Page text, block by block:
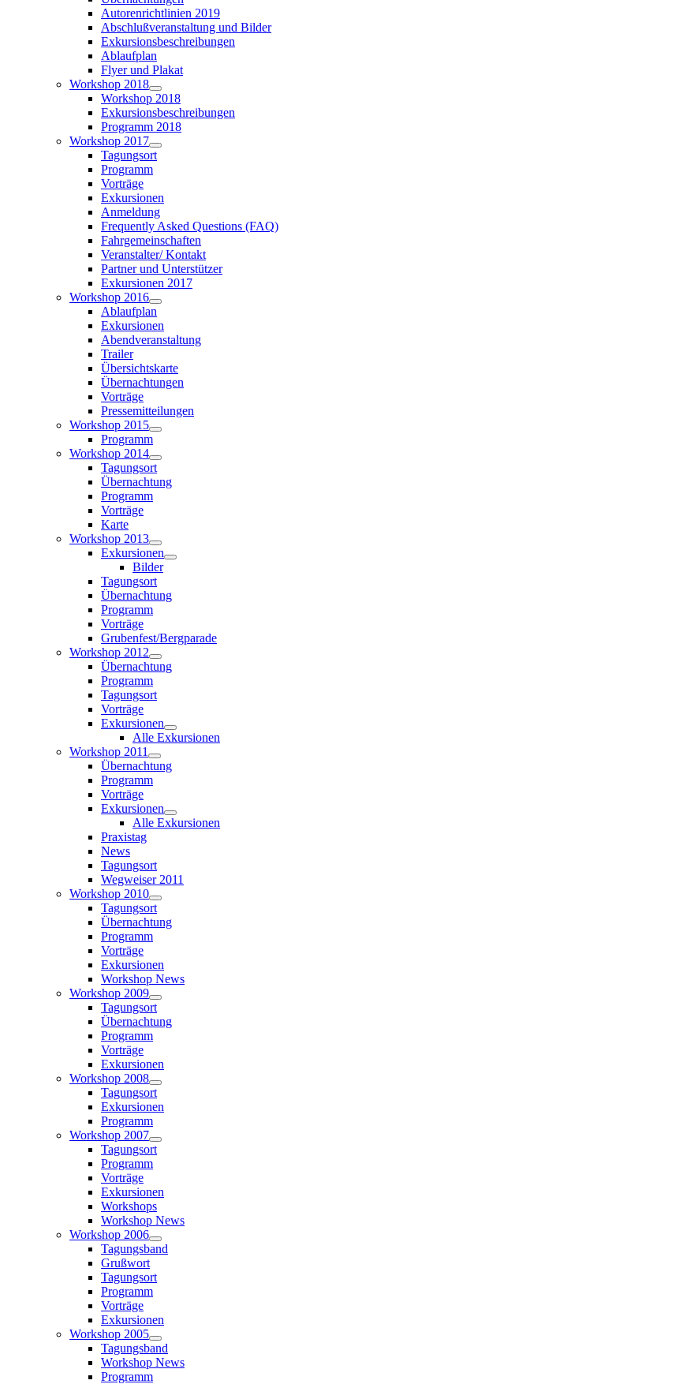
Autorenrichtlinien 2019
Abschlußveranstaltung und Bilder
Exkursionsbeschreibungen
Ablaufplan
Flyer und Plakat
Workshop 2018
Workshop 2018
Exkursionsbeschreibungen
Programm 2018
Workshop 2017
Tagungsort
Programm
Vorträge
Exkursionen
Anmeldung
Frequently Asked Questions (FAQ)
Fahrgemeinschaften
Veranstalter/ Kontakt
Partner und Unterstützer
Exkursionen 2017
Workshop 2016
Ablaufplan
Exkursionen
Abendveranstaltung
Trailer
Übersichtskarte
Übernachtungen
Vorträge
Pressemitteilungen
Workshop 2015
Programm
Workshop 2014
Tagungsort
Übernachtung
Programm
Vorträge
Karte
Workshop 2013
Exkursionen
Bilder
Tagungsort
Übernachtung
Programm
Vorträge
Grubenfest/Bergparade
Workshop 2012
Übernachtung
Programm
Tagungsort
Vorträge
Exkursionen
Alle Exkursionen
Workshop 2011
Übernachtung
Programm
Vorträge
Exkursionen
Alle Exkursionen
Praxistag
News
Tagungsort
Wegweiser 2011
Workshop 2010
Tagungsort
Übernachtung
Programm
Vorträge
Exkursionen
Workshop News
Workshop 2009
Tagungsort
Übernachtung
Programm
Vorträge
Exkursionen
Workshop 2008
Tagungsort
Exkursionen
Programm
Workshop 2007
Tagungsort
Programm
Vorträge
Exkursionen
Workshops
Workshop News
Workshop 2006
Tagungsband
Grußwort
Tagungsort
Programm
Vorträge
Exkursionen
Workshop 2005
Tagungsband
Workshop News
Programm